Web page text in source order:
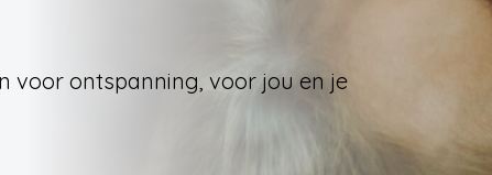
voor ontspanning, voor jou en je